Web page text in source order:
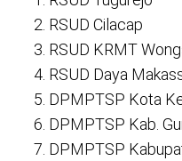
RSUD Cilacap
RSUD KRMT
RSUD Daya
DPMPTSP Kota
DPMPTSP Kab.
DPMPTSP